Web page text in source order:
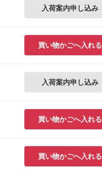
入荷案内申し込み
買い物かごへ入れる
入荷案内申し込み
買い物かごへ入れる
買い物かごへ入れる